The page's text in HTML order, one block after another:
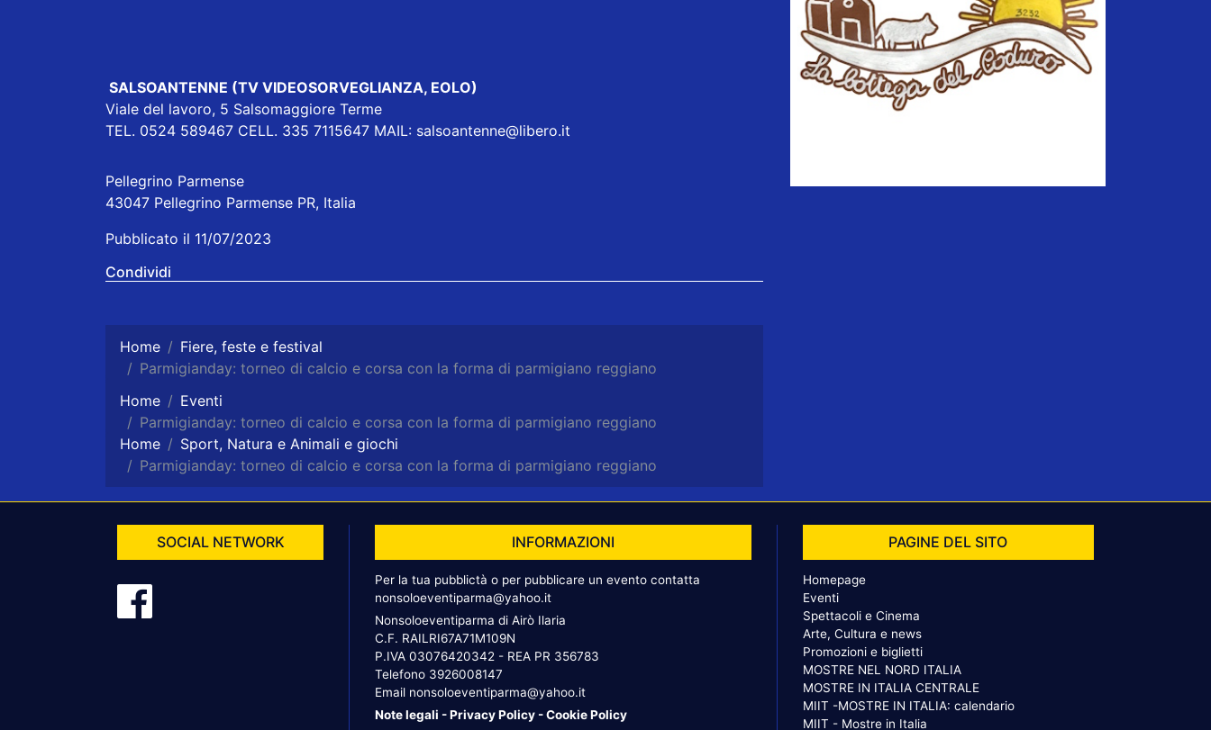
SALSOANTENNE (TV VIDEOSORVEGLIANZA, EOLO)
Viale del lavoro, 5 Salsomaggiore Terme
TEL. 0524 589467 CELL. 335 7115647 MAIL: salsoantenne@libero.it
Pellegrino Parmense
43047 Pellegrino Parmense PR, Italia
Pubblicato il 11/07/2023
Condividi
Home
Fiere, feste e festival
Parmigianday: torneo di calcio e corsa con la forma di parmigiano reggiano
Home
Eventi
Parmigianday: torneo di calcio e corsa con la forma di parmigiano reggiano
Home
Sport, Natura e Animali e giochi
Parmigianday: torneo di calcio e corsa con la forma di parmigiano reggiano
SOCIAL NETWORK INFORMAZIONI
Per la tua pubblictà o per pubblicare un evento contatta
nonsoloeventiparma@yahoo.it
Nonsoloeventiparma di Airò Ilaria
C.F. RAILRI67A71M109N
P.IVA 03076420342 - REA PR 356783
Telefono 3926008147
Email nonsoloeventiparma@yahoo.it
Note legali -Privacy Policy -Cookie Policy
PAGINE DEL SITO
Homepage
Eventi
Spettacoli e Cinema
Arte, Cultura e news
Promozioni e biglietti
MOSTRE NEL NORD ITALIA
MOSTRE IN ITALIA CENTRALE
MIIT -MOSTRE IN ITALIA: calendario
MIIT - Mostre in Italia